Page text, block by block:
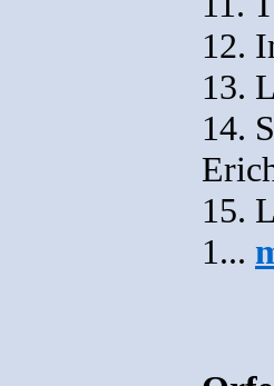
12.
13.
14.
15.
1...